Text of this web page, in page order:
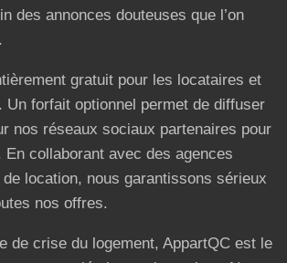
des annonces douteuses que l’on
gratuit pour les locataires et
Un forfait optionnel permet de diffuser
nos réseaux sociaux partenaires pour
collaborant avec des agences
location, nous garantissons sérieux
nos offres.
de crise du logement, AppartQC est le